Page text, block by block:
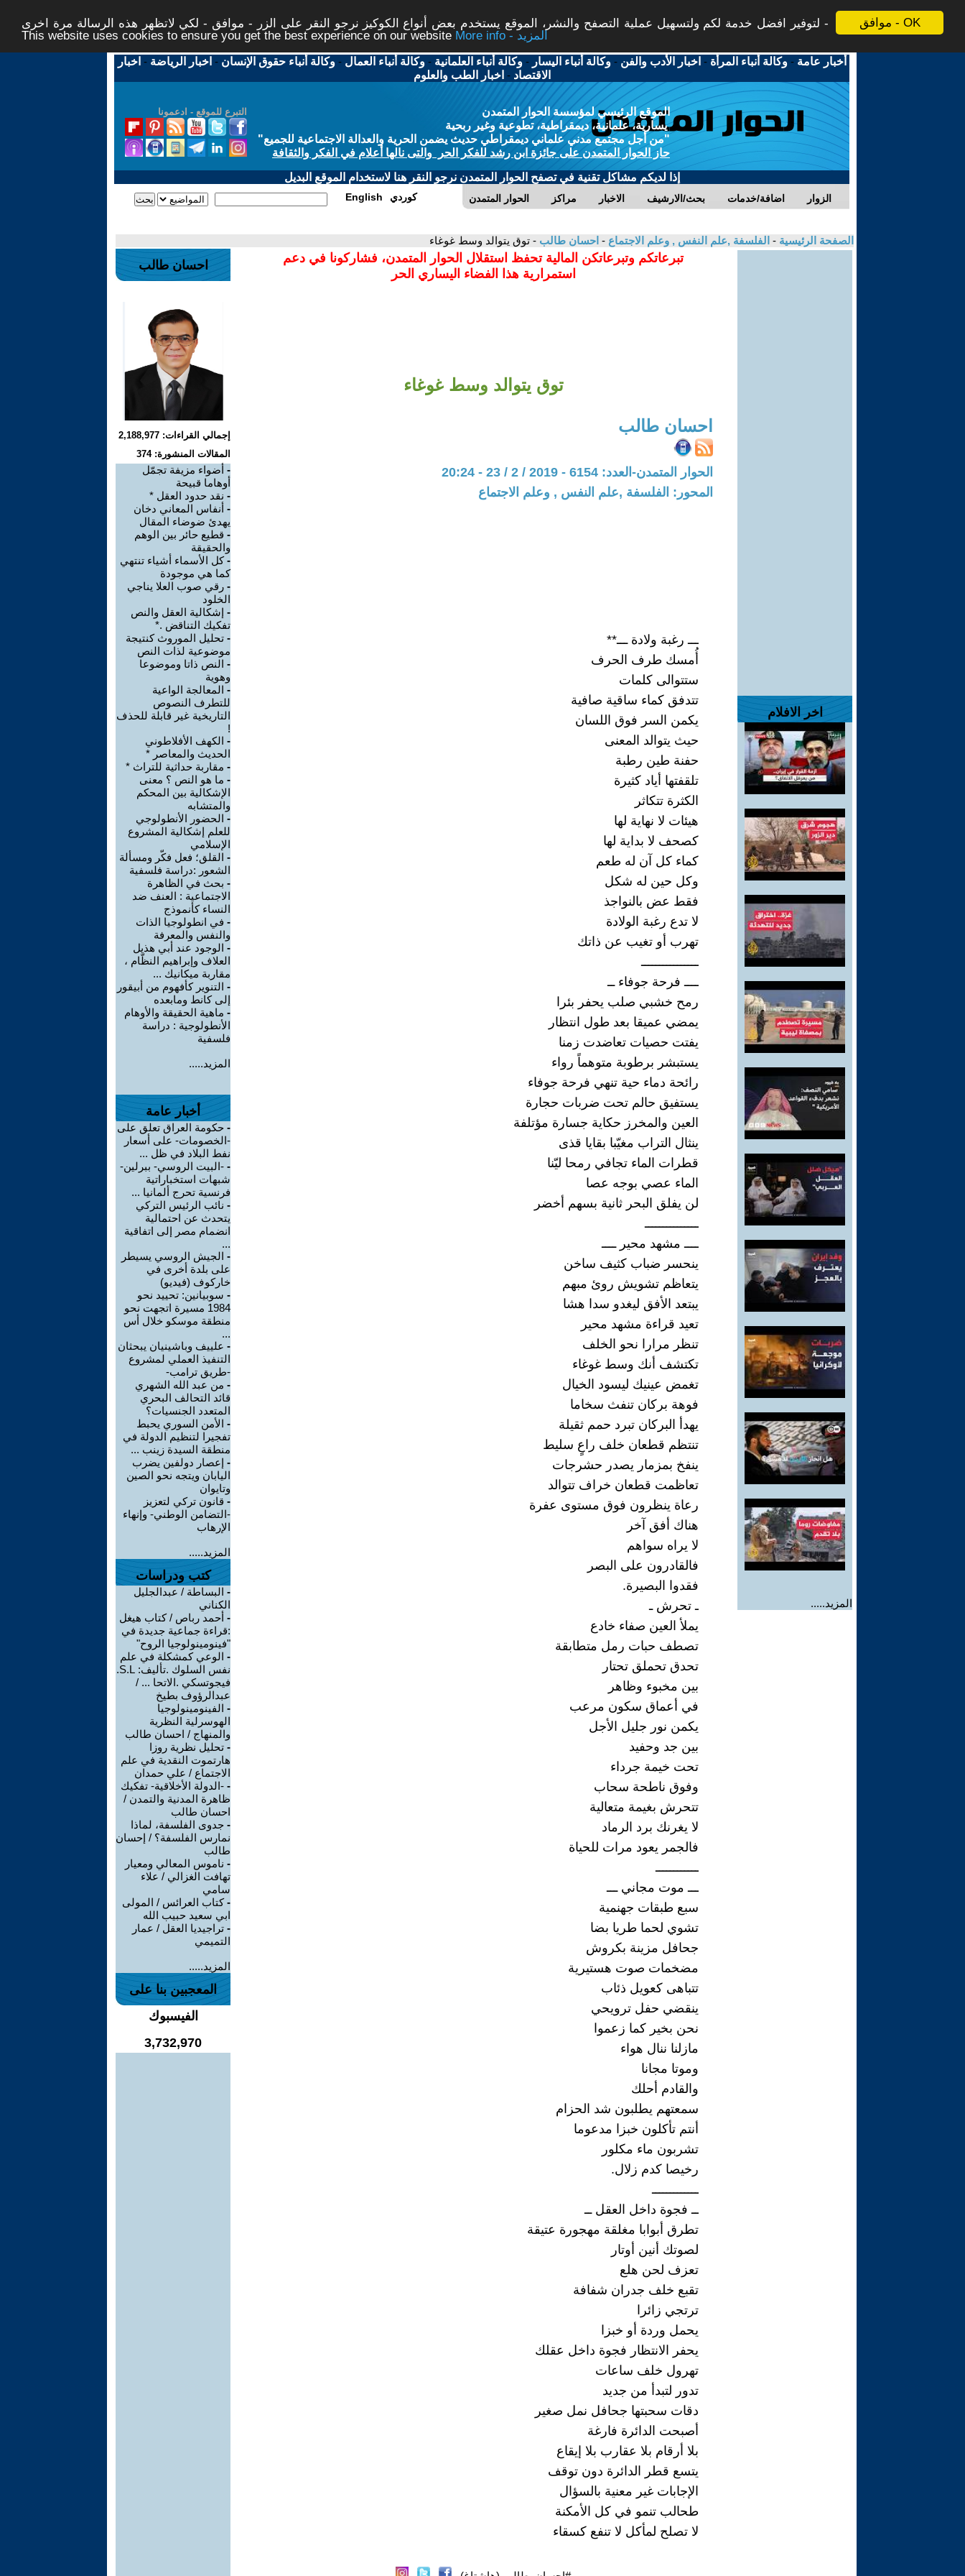
موافق - OK
لتوفير افضل خدمة لكم ولتسهيل عملية التصفح والنشر، الموقع يستخدم بعض أنواع الكوكيز نرجو النقر على الزر - موافق - لكي لاتظهر هذه الرسالة مرة اخرى -
This website uses cookies to ensure you get the best experience on our website
More info - المزيد
أخبار عامة -وكالة أنباء المرأة - اخبار الأدب والفن -وكالة أنباء اليسار -وكالة أنباء العلمانية -وكالة أنباء العمال -وكالة أنباء حقوق الإنسان - اخبار الرياضة - اخبار
الاقتصاد - اخبار الطب والعلوم
التبرع للموقع - ادعمونا
الموقع الرئيسي لمؤسسة الحوار المتمدن
يسارية، علمانية، ديمقراطية، تطوعية وغير ربحية
"من أجل مجتمع مدني علماني ديمقراطي حديث يضمن الحرية والعدالة الاجتماعية للجميع"
حاز الحوار المتمدن على جائزة ابن رشد للفكر الحر والتى نالها أعلام في الفكر والثقافة
إذا لديكم مشاكل تقنية في تصفح الحوار المتمدن نرجو النقر هنا لاستخدام الموقع البديل
الحوار المتمدن مراكز الاخبار بحث/الارشيف اضافة/خدمات الزوار English كوردي
الصفحة الرئيسية - الفلسفة ,علم النفس , وعلم الاجتماع - احسان طالب - توق يتوالد وسط غوغاء
اخر الافلام
المزيد.....
تبرعاتكم وتبرعاتكن المالية تحفظ استقلال الحوار المتمدن، فشاركونا في دعم
استمرارية هذا الفضاء اليساري الحر
توق يتوالد وسط غوغاء
احسان طالب
الحوار المتمدن-العدد: 6154 - 2019 / 2 / 23 - 20:24
المحور: الفلسفة ,علم النفس , وعلم الاجتماع
ـــ رغبة ولادة ـــ**
أُمسك طرف الحرف
ستتوالى كلمات
تتدفق كماء ساقية صافية
يكمن السر فوق اللسان
حيث يتوالد المعنى
حفنة طين رطبة
تلقفتها أياد كثيرة
الكثرة تتكاثر
هيئات لا نهاية لها
كصحف لا بداية لها
كماء كل آن له طعم
وكل حين له شكل
فقط عض بالنواجذ
لا تدع رغبة الولادة
تهرب أو تغيب عن ذاتك
ــــــــــــــــ
ــــ فرحة جوفاء ــ
رمح خشبي صلب يحفر بئرا
يمضي عميقا بعد طول انتظار
يفتت حصيات تعاضدت زمنا
يستبشر برطوبة متوهماً رواء
رائحة دماء حية تنهي فرحة جوفاء
يستفيق حالم تحت ضربات حجارة
العين والمخرز حكاية جسارة مؤتلفة
ينثال التراب مغيّبا بقايا قذى
قطرات الماء تجافي رمحا ليّنا
الماء عصي بوجه عصا
لن يفلق البحر ثانية بسهم أخضر
ـــــــــــــــ
ــــ مشهد محير ــــ
ينحسر ضباب كثيف ساخن
يتعاظم تشويش روئ مبهم
يبتعد الأفق ليغدو سدا هشا
تعيد قراءة مشهد محير
تنظر مرارا نحو الخلف
تكتشف أنك وسط غوغاء
تغمض عينيك ليسود الخيال
فوهة بركان تنفث سخاما
يهدأ البركان تبرد حمم ثقيلة
تنتظم قطعان خلف راعٍ سليط
ينفخ بمزمار يصدر حشرجات
تعاظمت قطعان خراف تتوالد
رعاة ينظرون فوق مستوى عفرة
هناك أفق آخر
لا يراه سواهم
فالقادرون على البصر
فقدوا البصيرة.
ـ تحرش ـ
يملأ العين صفاء خادع
تصطف حبات رمل متطابقة
تحدق تحملق تحتار
بين مخبوء وظاهر
في أعماق سكون مرعب
يكمن نور جليل الأجل
بين جد وحفيد
تحت خيمة جرداء
وفوق ناطحة سحاب
تتحرش بغيمة متعالية
لا يغرنك برد الرماد
فالجمر يعود مرات للحياة
ــــــــــــ
ـــ موت مجاني ـــ
سبع طبقات جهنمية
تشوي لحما طريا بضا
جحافل مزينة بكروش
مضخمات صوت هستيرية
تتباهى كعويل ذئاب
ينقضي حفل ترويحي
نحن بخير كما زعموا
مازلنا ننال هواء
وموتا مجانا
والقادم أحلك
سمعتهم يطلبون شد الحزام
أنتم تأكلون خبزا مدعوما
تشربون ماء مكلور
رخيصا كدم زلال.
ـــــــــــــ
ــ فجوة داخل العقل ــ
تطرق أبوابا مغلقة مهجورة عتيقة
لصوتك أنين أوتار
تعزف لحن هلع
تقبع خلف جدران شفافة
ترتجي زائرا
يحمل وردة أو خبزا
يحفر الانتظار فجوة داخل عقلك
تهرول خلف ساعات
تدور لتبدأ من جديد
دقات سحبتها جحافل نمل صغير
أصبحت الدائرة فارغة
بلا أرقام بلا عقارب بلا إيقاع
يتسع قطر الدائرة دون توقف
الإجابات غير معنية بالسؤال
طحالب تنمو في كل الأمكنة
لا تصلح لمأكل لا تنفع كسقاء
احسان طالب
إجمالي القراءات: 2,188,977
المقالات المنشورة: 374
- أضواء مزيفة تجمّل
أوهاما قبيحة
- نقد حدود العقل *
- أنفاس المعاني دخان
يهدئ ضوضاء المقال
- قطيع حائر بين الوهم
والحقيقة
-كل الأسماء أشياء تنتهي
كما هي موجودة
- رقي صوب العلا يناجي
الخلود
- إشكالية العقل والنص
تفكيك التناقض .*
- تحليل الموروث كنتيجة
موضوعية لذات النص
- النص ذاتا وموضوعا
وهوية
- المعالجة الواعية
للتطرف النصوص
التاريخية غير قابلة للحذف
!
- الكهف الأفلاطوني
الحديث والمعاصر *
- مقاربة حداثية للتراث *
- ما هو النص ؟ معنى
الإشكالية بين المحكم
والمتشابه
- الحضور الأنطولوجي
للعلم إشكالية المشروع
الإسلامي
- القلق؛ فعل فكّر ومسألة
الشعور :دراسة فلسفية
- بحث في الظاهرة
الاجتماعية : العنف ضد
النساء كأنموذج
- في انطولوجيا الذات
والنفس والمعرفة
- الوجود عند أبي هذيل
العلاف وإبراهيم النظّام ،
مقاربة ميكانيك ...
- التنوير كأفهوم من أبيقور
إلى كانط ومابعده
- ماهية الحقيقة والأوهام
الأنطولوجية : دراسة
فلسفية
المزيد.....
أخبار عامة
- حكومة العراق تعلق على
-الخصومات- على أسعار
نفط البلاد في ظل ...
- -البيت الروسي- ببرلين-
شبهات استخباراتية
فرنسية تحرج ألمانيا ...
- نائب الرئيس التركي
يتحدث عن احتمالية
انضمام مصر إلى اتفاقية
...
- الجيش الروسي يسيطر
على بلدة أخرى في
خاركوف (فيديو)
- سوبيانين: تحييد نحو
1984 مسيرة اتجهت نحو
منطقة موسكو خلال أس
...
- علييف وباشينيان يبحثان
التنفيذ العملي لمشروع
-طريق ترامب-
- من عبد الله الشهري
قائد التحالف البحري
المتعدد الجنسيات؟
- الأمن السوري يحبط
تفجيرا لتنظيم الدولة في
منطقة السيدة زينب ...
- إعصار دولفين يضرب
اليابان ويتجه نحو الصين
وتايوان
- قانون تركي لتعزيز
-التضامن الوطني- وإنهاء
الإرهاب
المزيد.....
كتب ودراسات
- البساطة / عبدالجليل
الكناني
- أحمد رباص / كتاب هيغل
:قراءة جماعية جديدة في
"فينومينولوجيا الروح"
- الوعي كمشكلة في علم
نفس السلوك .تأليف: S.L.
فيجوتسكي .الاتحا ... /
عبدالرؤوف بطيخ
- الفينومينولوجيا
الهوسرلية النظرية
والمنهاج / احسان طالب
- تحليل نظرية روزا
هارتموت النقدية في علم
الاجتماع / علي حمدان
- -الدولة الأخلاقية- تفكيك
ظاهرة المدنية والتمدن /
احسان طالب
- جدوى الفلسفة، لماذا
نمارس الفلسفة؟ / إحسان
طالب
- ناموس المعالي ومعيار
تهافت الغزالي / علاء
سامي
-كتاب العرائس / المولى
ابي سعيد حبيب الله
- تراجيديا العقل / عمار
التميمي
المزيد.....
المعجبين بنا على
الفيسبوك
3,732,970